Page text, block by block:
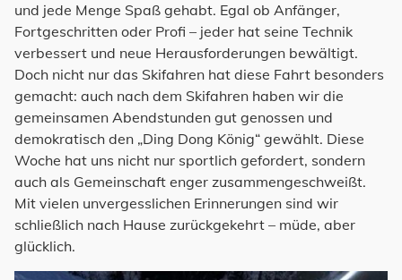
und jede Menge Spaß gehabt. Egal ob Anfänger,
Fortgeschritten oder Profi – jeder hat seine Technik
verbessert und neue Herausforderungen bewältigt.
Doch nicht nur das Skifahren hat diese Fahrt besonders
gemacht: auch nach dem Skifahren haben wir die
gemeinsamen Abendstunden gut genossen und
demokratisch den „Ding Dong König“ gewählt. Diese
Woche hat uns nicht nur sportlich gefordert, sondern
auch als Gemeinschaft enger zusammengeschweißt.
Mit vielen unvergesslichen Erinnerungen sind wir
schließlich nach Hause zurückgekehrt – müde, aber
glücklich.